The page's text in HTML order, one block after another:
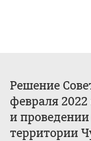
Решение
февраля
и
территории